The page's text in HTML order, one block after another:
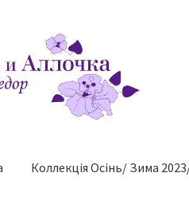
Коллекцiя Осінь/ Зима